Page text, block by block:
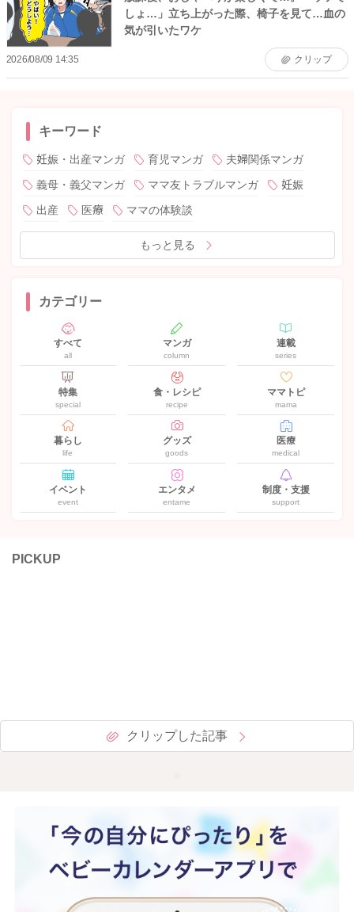
しょ…」立ち上がった際、椅子を見て…血の
気が引いたワケ
2026/08/09 14:35 クリップ
キーワード
妊娠・出産マンガ 育児マンガ
夫婦関係マンガ
義母・義父マンガ
ママ友トラブルマンガ
妊娠
出産
医療 ママの体験談
もっと見る
カテゴリー
すべて
all
マンガ
column
連載
series
特集
special
食・レシピ
recipe
ママトピ
mama
暮らし
life
グッズ
goods
医療
medical
イベント
event
エンタメ
entame
制度・支援
support
PICKUP
クリップした記事